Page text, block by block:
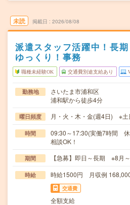
未読 掲載日 2026/08/08
派遣スタッフ活躍中！長
ゆっくり！事務
職種未経験OK 交通費別途支給あり
勤務地
さいたま市浦和区
浦和駅から徒歩4分
曜日頻度 月・火・木・金(週4日) ※土
時間
09:30～17:30(実働7時間
相談OK！
期間 【急募】即日～長期 ※8月～
時給 時給1500円 月収例
交通費
全額支給